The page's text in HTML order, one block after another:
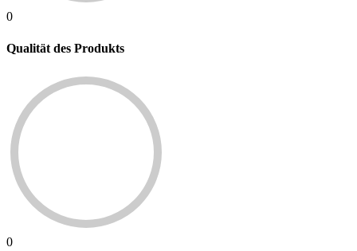
0
Qualität des Produkts
0